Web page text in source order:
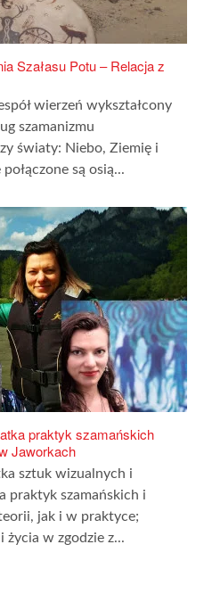
Szałasu Potu – Relacja z
wierzeń wykształcony
szamanizmu
światy: Niebo, Ziemię i
są osią...
praktyk szamańskich
Jaworkach
sztuk wizualnych i
praktyk szamańskich i
jak i w praktyce;
życia w zgodzie z...